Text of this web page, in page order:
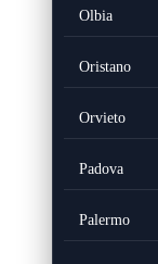
Olbia
Oristano
Orvieto
Padova
Palermo